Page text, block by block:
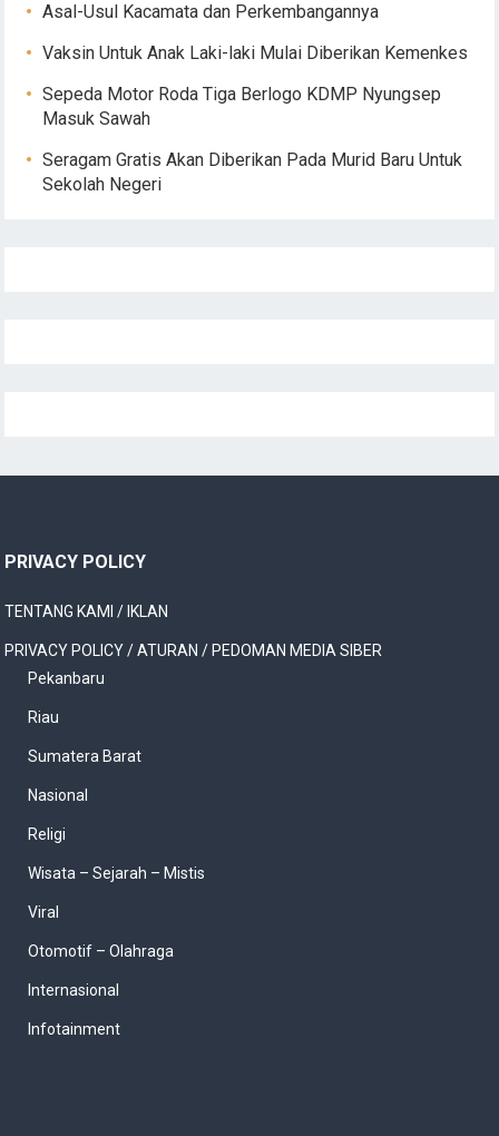
Asal-Usul Kacamata dan Perkembangannya
Vaksin Untuk Anak Laki-laki Mulai Diberikan Kemenkes
Sepeda Motor Roda Tiga Berlogo KDMP Nyungsep
Masuk Sawah
Seragam Gratis Akan Diberikan Pada Murid Baru Untuk
Sekolah Negeri
PRIVACY POLICY
TENTANG KAMI / IKLAN
PRIVACY POLICY / ATURAN / PEDOMAN MEDIA SIBER
Pekanbaru
Riau
Sumatera Barat
Nasional
Religi
Wisata – Sejarah – Mistis
Viral
Otomotif – Olahraga
Internasional
Infotainment